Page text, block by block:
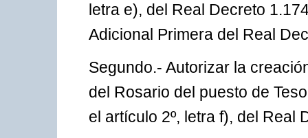
letra e), del Real Decreto
Adicional Primera del Real
Segundo.- Autorizar la
del Rosario del puesto de
el artículo 2º, letra f), del Real